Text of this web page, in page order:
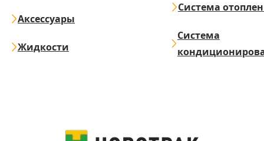
Аксессуары
Жидкости
Система
Система